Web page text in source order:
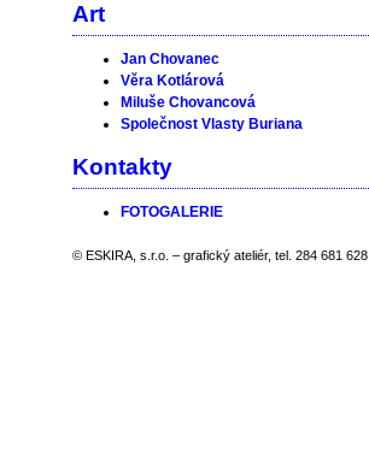
Art
Jan Chovanec
Věra Kotlárová
Miluše Chovancová
Společnost Vlasty Buriana
Kontakty
FOTOGALERIE
© ESKIRA, s.r.o. – grafický ateliér, tel. 284 681 628